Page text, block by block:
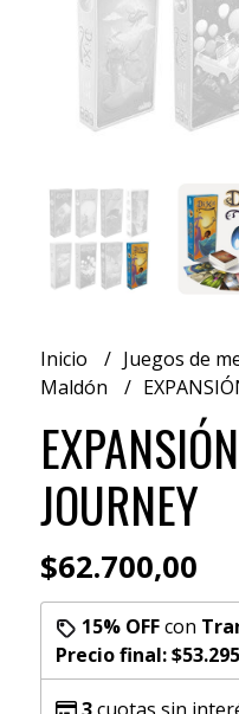
Inicio Juegos de
Maldón
JOURNEY
$62.700,00
15% OFFcon
Precio final: